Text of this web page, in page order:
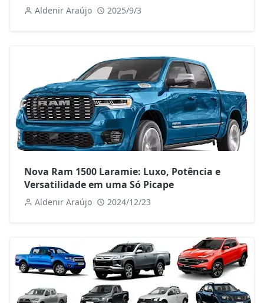
Revolucionar o Off-Road no Brasil
Aldenir Araújo 2025/9/3
Nova Ram 1500 Laramie: Luxo, Potência e
Versatilidade em uma Só Picape
Aldenir Araújo 2024/12/23